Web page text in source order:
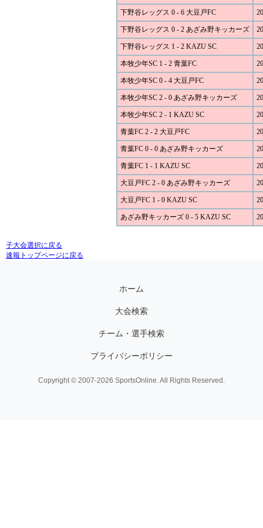
下野谷レッグス 0 - 6 大豆戸FC
下野谷レッグス 0 - 2 あざみ野キッカーズ
下野谷レッグス 1 - 2 KAZU SC
本牧少年SC 1 - 2 青葉FC
本牧少年SC 0 - 4 大豆戸FC
本牧少年SC 2 - 0 あざみ野キッカーズ
本牧少年SC 2 - 1 KAZU SC
青葉FC 2 - 2 大豆戸FC
青葉FC 0 - 0 あざみ野キッカーズ
青葉FC 1 - 1 KAZU SC
大豆戸FC 2 - 0 あざみ野キッカーズ
大豆戸FC 1 - 0 KAZU SC
あざみ野キッカーズ 0 - 5 KAZU SC
子大会選択に戻る
速報トップページに戻る
ホーム
大会検索
チーム・選手検索
プライバシーポリシー
Copyright © 2007-2026 SportsOnline. All Rights Reserved.